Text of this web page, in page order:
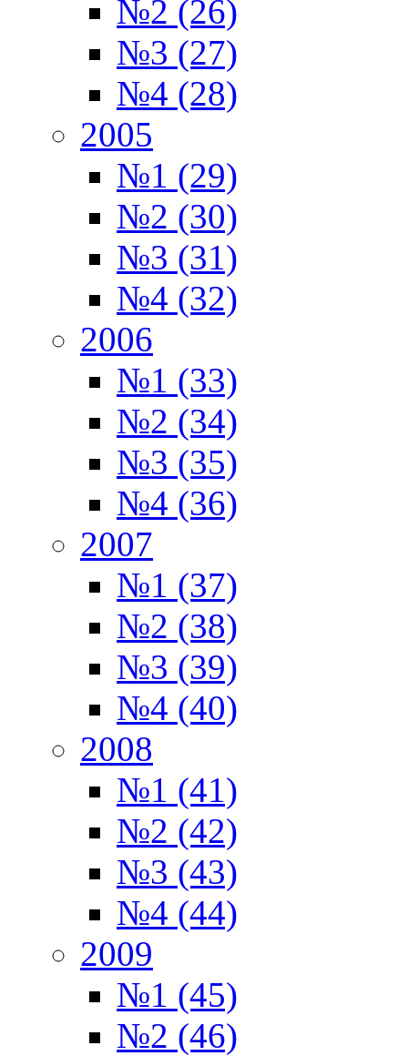
№2 (26)
№3 (27)
№4 (28)
2005
№1 (29)
№2 (30)
№3 (31)
№4 (32)
2006
№1 (33)
№2 (34)
№3 (35)
№4 (36)
2007
№1 (37)
№2 (38)
№3 (39)
№4 (40)
2008
№1 (41)
№2 (42)
№3 (43)
№4 (44)
2009
№1 (45)
№2 (46)